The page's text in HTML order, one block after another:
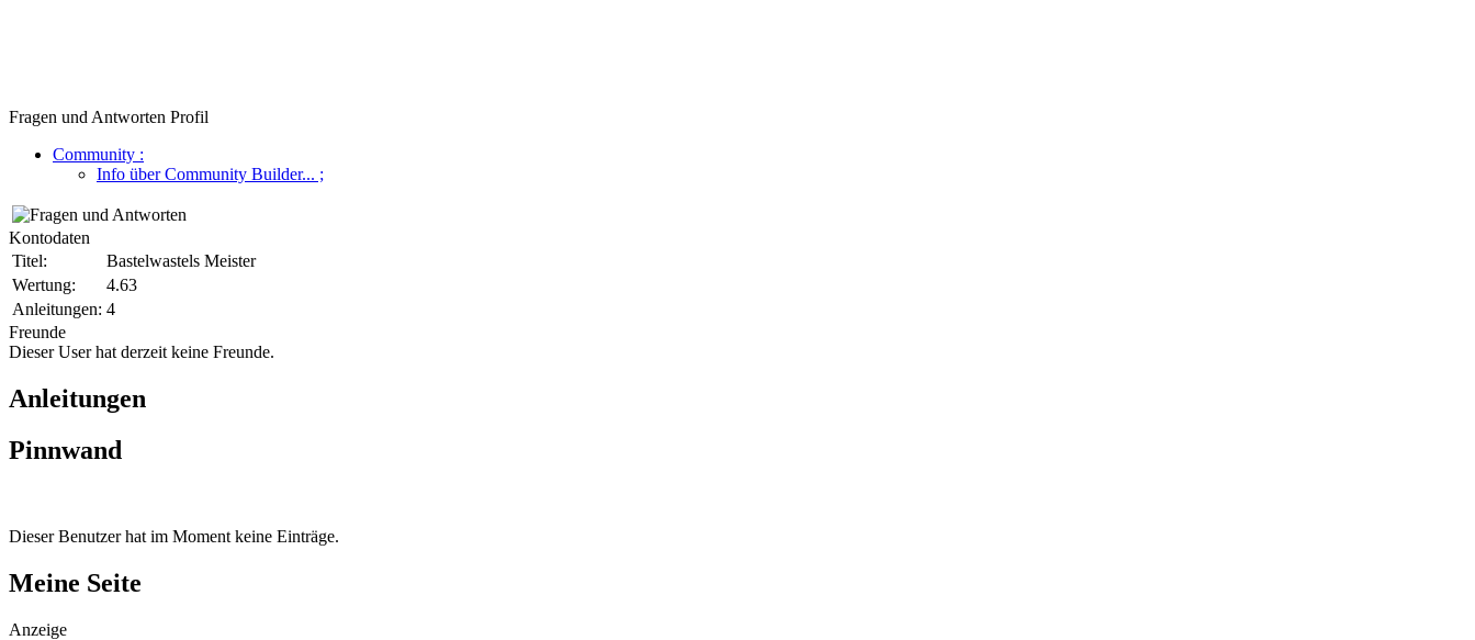
Fragen und Antworten Profil
Community :
Info über Community Builder... ;
Kontodaten
Titel:
Bastelwastels Meister
Wertung:
4.63
Anleitungen: 4
Freunde
Dieser User hat derzeit keine Freunde.
Anleitungen
Pinnwand
Dieser Benutzer hat im Moment keine Einträge.
Meine Seite
Anzeige